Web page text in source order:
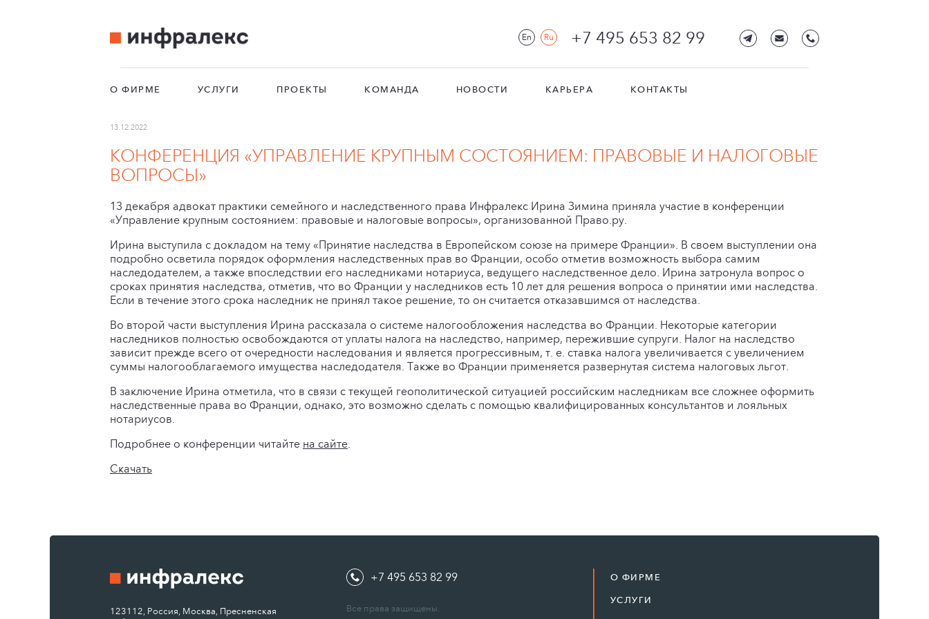
En Ru +7 495 653 82 99
О ФИРМЕ УСЛУГИ ПРОЕКТЫ КОМАНДА НОВОСТИ КАРЬЕРА КОНТАКТЫ
13.12.2022
КОНФЕРЕНЦИЯ «УПРАВЛЕНИЕ КРУПНЫМ СОСТОЯНИЕМ: ПРАВОВЫЕ И НАЛОГОВЫЕ
ВОПРОСЫ»
13 декабря адвокат практики семейного и наследственного права Инфралекс Ирина Зимина приняла участие в конференции
«Управление крупным состоянием: правовые и налоговые вопросы», организованной Право.ру.
Ирина выступила с докладом на тему «Принятие наследства в Европейском союзе на примере Франции». В своем выступлении она
подробно осветила порядок оформления наследственных прав во Франции, особо отметив возможность выбора самим
наследодателем, а также впоследствии его наследниками нотариуса, ведущего наследственное дело. Ирина затронула вопрос о
сроках принятия наследства, отметив, что во Франции у наследников есть 10 лет для решения вопроса о принятии ими наследства.
Если в течение этого срока наследник не принял такое решение, то он считается отказавшимся от наследства.
Во второй части выступления Ирина рассказала о системе налогообложения наследства во Франции. Некоторые категории
наследников полностью освобождаются от уплаты налога на наследство, например, пережившие супруги. Налог на наследство
зависит прежде всего от очередности наследования и является прогрессивным, т. е. ставка налога увеличивается с увеличением
суммы налогооблагаемого имущества наследодателя. Также во Франции применяется развернутая система налоговых льгот.
В заключение Ирина отметила, что в связи с текущей геополитической ситуацией российским наследникам все сложнее оформить
наследственные права во Франции, однако, это возможно сделать с помощью квалифицированных консультантов и лояльных
нотариусов.
Подробнее о конференции читайте на сайте.
Скачать
123112, Россия, Москва, Пресненская
+7 495 653 82 99
Все права защищены.
О ФИРМЕ
УСЛУГИ